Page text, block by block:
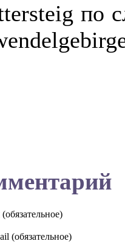
по
(обязательное)